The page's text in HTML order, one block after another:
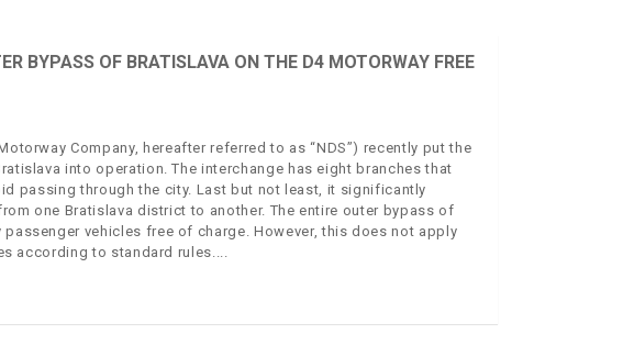
BYPASS OF BRATISLAVA ON THE D4 MOTORWAY FREE
Company, hereafter referred to as “NDS”) recently put the
into operation. The interchange has eight branches that
passing through the city. Last but not least, it significantly
one Bratislava district to another. The entire outer bypass of
vehicles free of charge. However, this does not apply
according to standard rules.